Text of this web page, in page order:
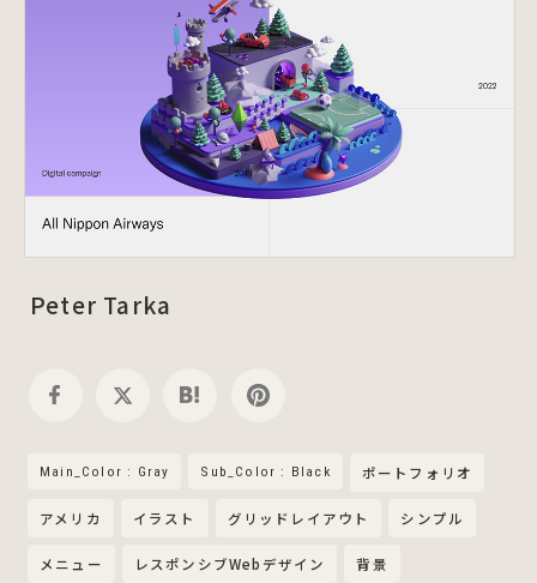
Peter Tarka
Main_Color : Gray Sub_Color : Black ポートフォリオ
アメリカ イラスト グリッドレイアウト シンプル
メニュー レスポンシブWebデザイン 背景